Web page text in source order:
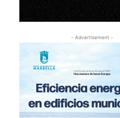
- Advertisement -